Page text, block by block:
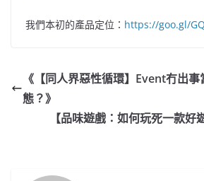
我們本初的產品定位： https://goo.gl/
《【同人界惡性循環】Event冇出
態？》
【品味遊戲：如何玩死一款